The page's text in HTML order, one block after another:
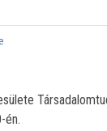
én.